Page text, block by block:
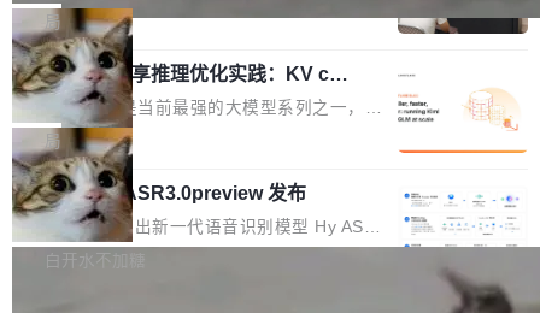
在语法层面完成文本定位，难以触及代码的语义
内涵与结构关联，导致开发者使用代码智能体在
理解大规模代码仓时面临显著"代码仓理解"瓶
颈。 代码仓深度理解服务（以下简称" CodeBas
e深度理解服务"）是华为云码道（CodeA...
不断累积，代码仓中的模块关系、接口契约、业
务逻辑等关键信息往往分散于数十乃至数百个文
件之中，形成高度复杂的知识关联网络。传统的
代码检索手段（如关键词匹配、目录遍历）仅能
在语法层面完成文本定位，难以触及代码的语义
内涵与结构关联，导致开发者使用代码智能体在
理解大规模代码仓时面临显著"代码仓理解"瓶
颈。 代码仓深度理解服务（以下简称" CodeBas
e深度理解服务"）是华为云码道（CodeA...
名90后算法工程师王某，为了给自己接的私活腾
服务器空间，删光了公司AI游戏部门的全部核心
数据。 王某2024年1月入职东城区某科技公司AI
短剧部门，有互联网大厂背景。在公司内部架构
调整期间，部门三次通知全员将数据从A集群迁
移到B集群，王某都回复了"收到"。 他没有迁移
数据。2024年9月3日下午4点，他使用此前登录
的账号密码进入A集群，输入了一条被程序员圈
称为"删库跑路"的命令——最高管理员权限、无
局
Cloudflare 分享推理优化实践：KV ca
che 量化 + 权重压缩，吞吐量提升 4
1%，成本降 30%
Kimi 和 GLM 是当前最强的大模型系列之一，但
它们有一个共同的问题：太吃显存了。月之暗面
的 Kimi K 系列和智谱的 GLM 都是长上下文、M
oE 架构的大模型，好用到让人上瘾，但 GPU 显
存永远不够用。 Cloudflare 的 Workers AI 团队
一直在跑这些模型的推理。他们在官方博客上发
局
腾讯混元 Hy ASR3.0preview 发布
腾讯混元正式推出新一代语音识别模型 Hy ASR
3.0preview。基于最新一代大语言模型 Hy3 的
白开水不加糖